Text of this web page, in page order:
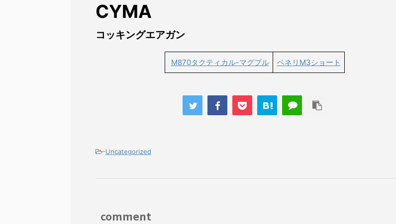
CYMA
コッキングエアガン
M870タクティカル-マグプル ベネリM3ショート
-Uncategorized
comment